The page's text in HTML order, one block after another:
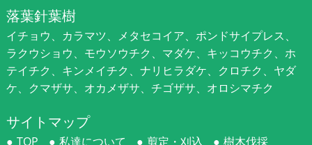
落葉針葉樹
イチョウ、カラマツ、メタセコイア、ポンドサイプレス、
ラクウショウ、モウソウチク、マダケ、キッコウチク、ホ
テイチク、キンメイチク、ナリヒラダケ、クロチク、ヤダ
ケ、クマザサ、オカメザサ、チゴザサ、オロシマチク
サイトマップ
TOP 私達について 剪定・刈込 樹木伐採